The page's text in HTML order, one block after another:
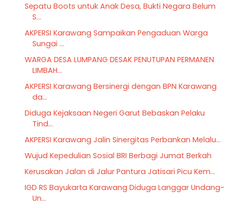
Sepatu Boots untuk Anak Desa, Bukti Negara Belum
S...
AKPERSI Karawang Sampaikan Pengaduan Warga
Sungai ...
WARGA DESA LUMPANG DESAK PENUTUPAN PERMANEN
LIMBAH...
AKPERSI Karawang Bersinergi dengan BPN Karawang
da...
Diduga Kejaksaan Negeri Garut Bebaskan Pelaku
Tind...
AKPERSI Karawang Jalin Sinergitas Perbankan Melalu...
Wujud Kepedulian Sosial BRI Berbagi Jumat Berkah
Kerusakan Jalan di Jalur Pantura Jatisari Picu Kem...
IGD RS Bayukarta Karawang Diduga Langgar Undang-
Un...